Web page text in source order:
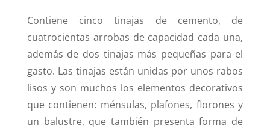
Contiene cinco tinajas de cemento, de
cuatrocientas arrobas de capacidad cada una,
además de dos tinajas más pequeñas para el
gasto. Las tinajas están unidas por unos rabos
lisos y son muchos los elementos decorativos
que contienen: ménsulas, plafones, florones y
un balustre, que también presenta forma de